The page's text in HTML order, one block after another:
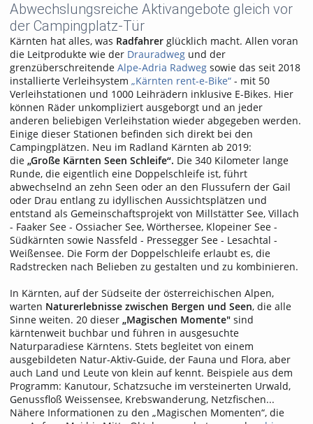
Abwechslungsreiche Aktivangebote gleich vor
der Campingplatz-Tür
Kärnten hat alles, was Radfahrer glücklich macht. Allen voran
die Leitprodukte wie der Drauradweg und der
grenzüberschreitende Alpe-Adria Radweg sowie das seit 2018
installierte Verleihsystem „Kärnten rent-e-Bike“ - mit 50
Verleihstationen und 1000 Leihrädern inklusive E-Bikes. Hier
können Räder unkompliziert ausgeborgt und an jeder
anderen beliebigen Verleihstation wieder abgegeben werden.
Einige dieser Stationen befinden sich direkt bei den
Campingplätzen. Neu im Radland Kärnten ab 2019:
die „Große Kärnten Seen Schleife“. Die 340 Kilometer lange
Runde, die eigentlich eine Doppelschleife ist, führt
abwechselnd an zehn Seen oder an den Flussufern der Gail
oder Drau entlang zu idyllischen Aussichtsplätzen und
entstand als Gemeinschaftsprojekt von Millstätter See, Villach
- Faaker See - Ossiacher See, Wörthersee, Klopeiner See -
Südkärnten sowie Nassfeld - Pressegger See - Lesachtal -
Weißensee. Die Form der Doppelschleife erlaubt es, die
Radstrecken nach Belieben zu gestalten und zu kombinieren.
In Kärnten, auf der Südseite der österreichischen Alpen,
warten Naturerlebnisse zwischen Bergen und Seen, die alle
Sinne weiten. 20 dieser „Magischen Momente" sind
kärntenweit buchbar und führen in ausgesuchte
Naturparadiese Kärntens. Stets begleitet von einem
ausgebildeten Natur-Aktiv-Guide, der Fauna und Flora, aber
auch Land und Leute von klein auf kennt. Beispiele aus dem
Programm: Kanutour, Schatzsuche im versteinerten Urwald,
Genussfloß Weissensee, Krebswanderung, Netzfischen...
Nähere Informationen zu den „Magischen Momenten“, die